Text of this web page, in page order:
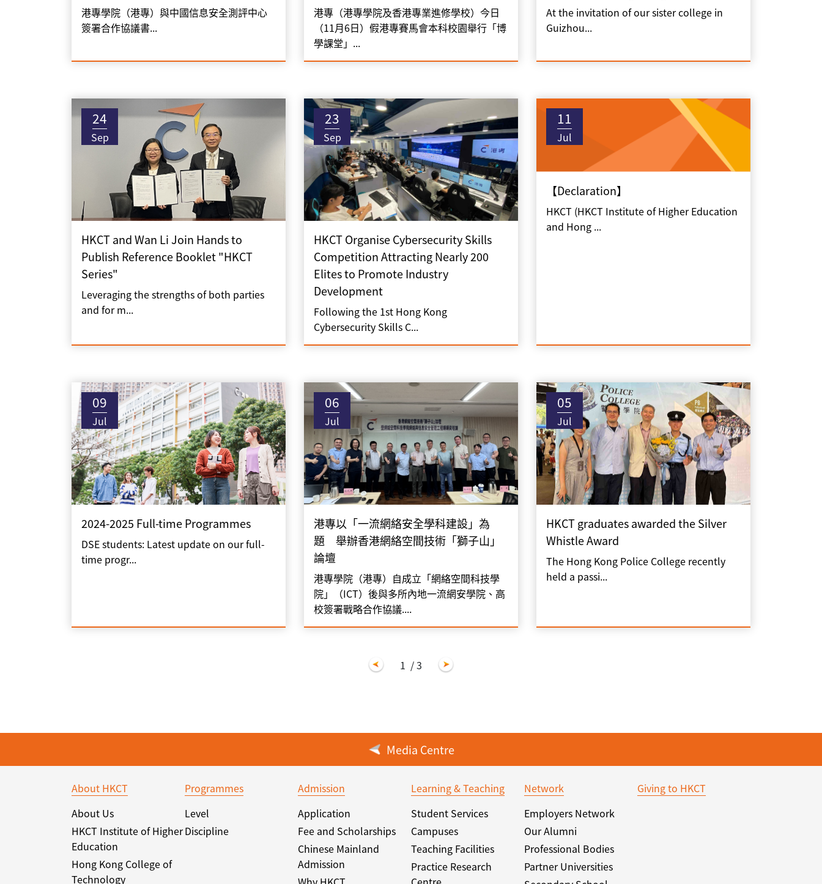
港專學院（港專）與中國信息安全測評中心
簽署合作協議書...
港專（港專學院及香港專業進修學校）今日
（11月6日）假港專賽馬會本科校園舉行「博
學課堂」...
At the invitation of our sister college in
Guizhou...
24
Sep
HKCT and Wan Li Join Hands to
Publish Reference Booklet "HKCT
Series"
Leveraging the strengths of both parties
and for m...
23
Sep
HKCT Organise Cybersecurity Skills
Competition Attracting Nearly 200
Elites to Promote Industry
Development
Following the 1st Hong Kong
Cybersecurity Skills C...
11
Jul
【Declaration】
HKCT (HKCT Institute of Higher Education
and Hong ...
09
Jul
2024-2025 Full-time Programmes
DSE students: Latest update on our full-
time progr...
06
Jul
港專以「一流網絡安全學科建設」為
題 舉辦香港網絡空間技術「獅子山」
論壇
港專學院（港專）自成立「網絡空間科技學
院」（ICT）後與多所內地一流網安學院、高
校簽署戰略合作協議....
05
Jul
HKCT graduates awarded the Silver
Whistle Award
The Hong Kong Police College recently
held a passi...
1 / 3
Media Centre
About HKCT
About Us
HKCT Institute of Higher
Education
Hong Kong College of
Technology
Programmes
Level
Discipline
Admission
Application
Fee and Scholarships
Chinese Mainland
Admission
Learning & Teaching
Student Services
Campuses
Teaching Facilities
Practice Research
Network
Employers Network
Our Alumni
Professional Bodies
Partner Universities
Giving to HKCT